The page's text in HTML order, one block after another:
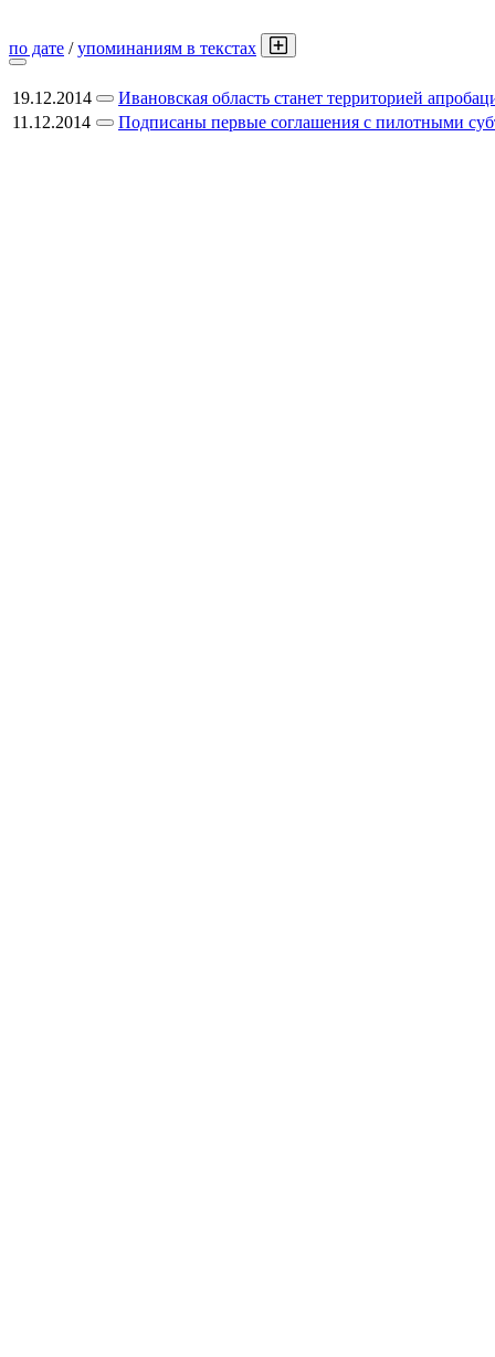
по дате /упоминаниям в текстах
19.12.2014
Ивановская область станет территорией
11.12.2014
Подписаны первые соглашения с пилотными